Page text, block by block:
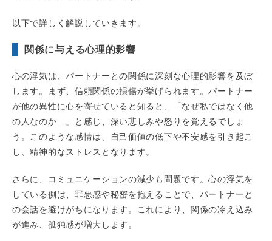
以下で詳しく解説していきます。
関係に与える心理的影響
心の浮気は、パートナーとの関係に深刻な心理的影響を及ぼ
します。まず、信頼関係の損傷が挙げられます。パートナー
が他の異性に心を寄せていると知ると、「なぜ私ではなく他
の人なのか…」と感じ、深い悲しみや怒りを覚えるでしょ
う。このような感情は、自己価値の低下や不安感を引き起こ
し、精神的なストレスとなります。
さらに、コミュニケーションの減少も問題です。心の浮気を
している側は、罪悪感や秘密を抱えることで、パートナーと
の会話を避けがちになります。これにより、関係の冷え込み
が進み、孤独感が増大します。